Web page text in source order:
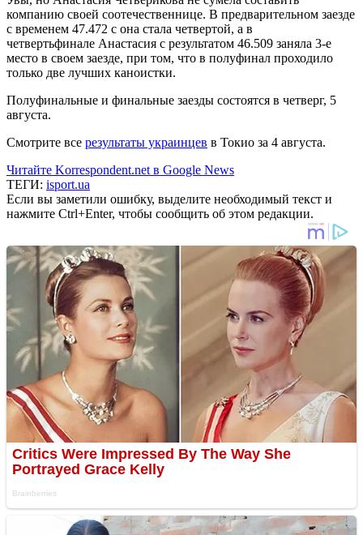
компанию своей соотечественнице. В предварительном заезде
с временем 47.472 с она стала четвертой, а в
четвертьфинале Анастасия с результатом 46.509 заняла 3-е
место в своем заезде, при том, что в полуфинал проходило
только две лучших каноистки.
Полуфинальные и финальные заезды состоятся в четверг, 5
августа.
Смотрите все результаты украинцев в Токио за 4 августа.
Читайте Korrespondent.net в Google News
ТЕГИ: isport.ua
Если вы заметили ошибку, выделите необходимый текст и
нажмите Ctrl+Enter, чтобы сообщить об этом редакции.